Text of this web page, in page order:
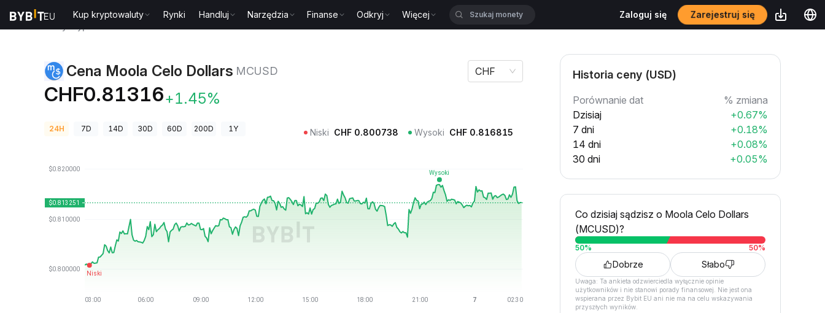
Kup kryptowaluty Rynki Handluj Narzędzia Finanse Odkryj Więcej Zaloguj się Zarejestruj się
Cena Moola Celo Dollars MCUSD
CHF0.81316+1.45%
CHF
24H 7D 14D 30D 60D 200D 1Y Niski CHF 0.800738 Wysoki CHF 0.816815
Historia ceny (USD)
Porównanie dat
% zmiana
Dzisiaj
+0.67%
7 dni
+0.18%
14 dni
+0.08%
30 dni
+0.05%
Co dzisiaj sądzisz o Moola Celo Dollars
(MCUSD)?
50% 50%
Dobrze Słabo
Uwaga: Ta ankieta odzwierciedla wyłącznie opinie
użytkowników i nie stanowi porady finansowej. Nie jest ona
wspierana przez Bybit EU ani nie ma na celu wskazywania
przyszłych wyników.